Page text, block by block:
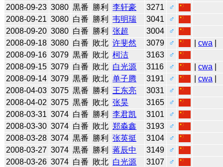
2008-09-23 3080 黒番 勝利 李轩豪 3271
♂
2008-09-21 3080 白番 勝利 韦明瑞 3041
♂
2008-09-20 3080 白番 勝利 张超 3004
♂
2008-09-18 3080 白番 敗北 许斐然 3079 ♂ |cwa
2008-09-16 3079 黒番 敗北 柯洁 3163
♂
2008-09-15 3079 白番 敗北 白光源 3116 ♂ |cwa
2008-09-14 3079 黒番 敗北 单子腾 3191 ♂ |cwa
2008-04-03 3075 黒番 勝利 王东亮 3031
♂
2008-04-02 3075 黒番 敗北 张昊 3165
♂
2008-03-31 3074 白番 勝利 李君凯 3101
♂
2008-03-30 3074 白番 敗北 郑淼鑫 3193
♂
2008-03-28 3074 黒番 勝利 张英挺 3104
♂
2008-03-27 3074 黒番 勝利 蒋辰中 3149
♂
2008-03-26 3074 白番 敗北 白光源 3107 ♂